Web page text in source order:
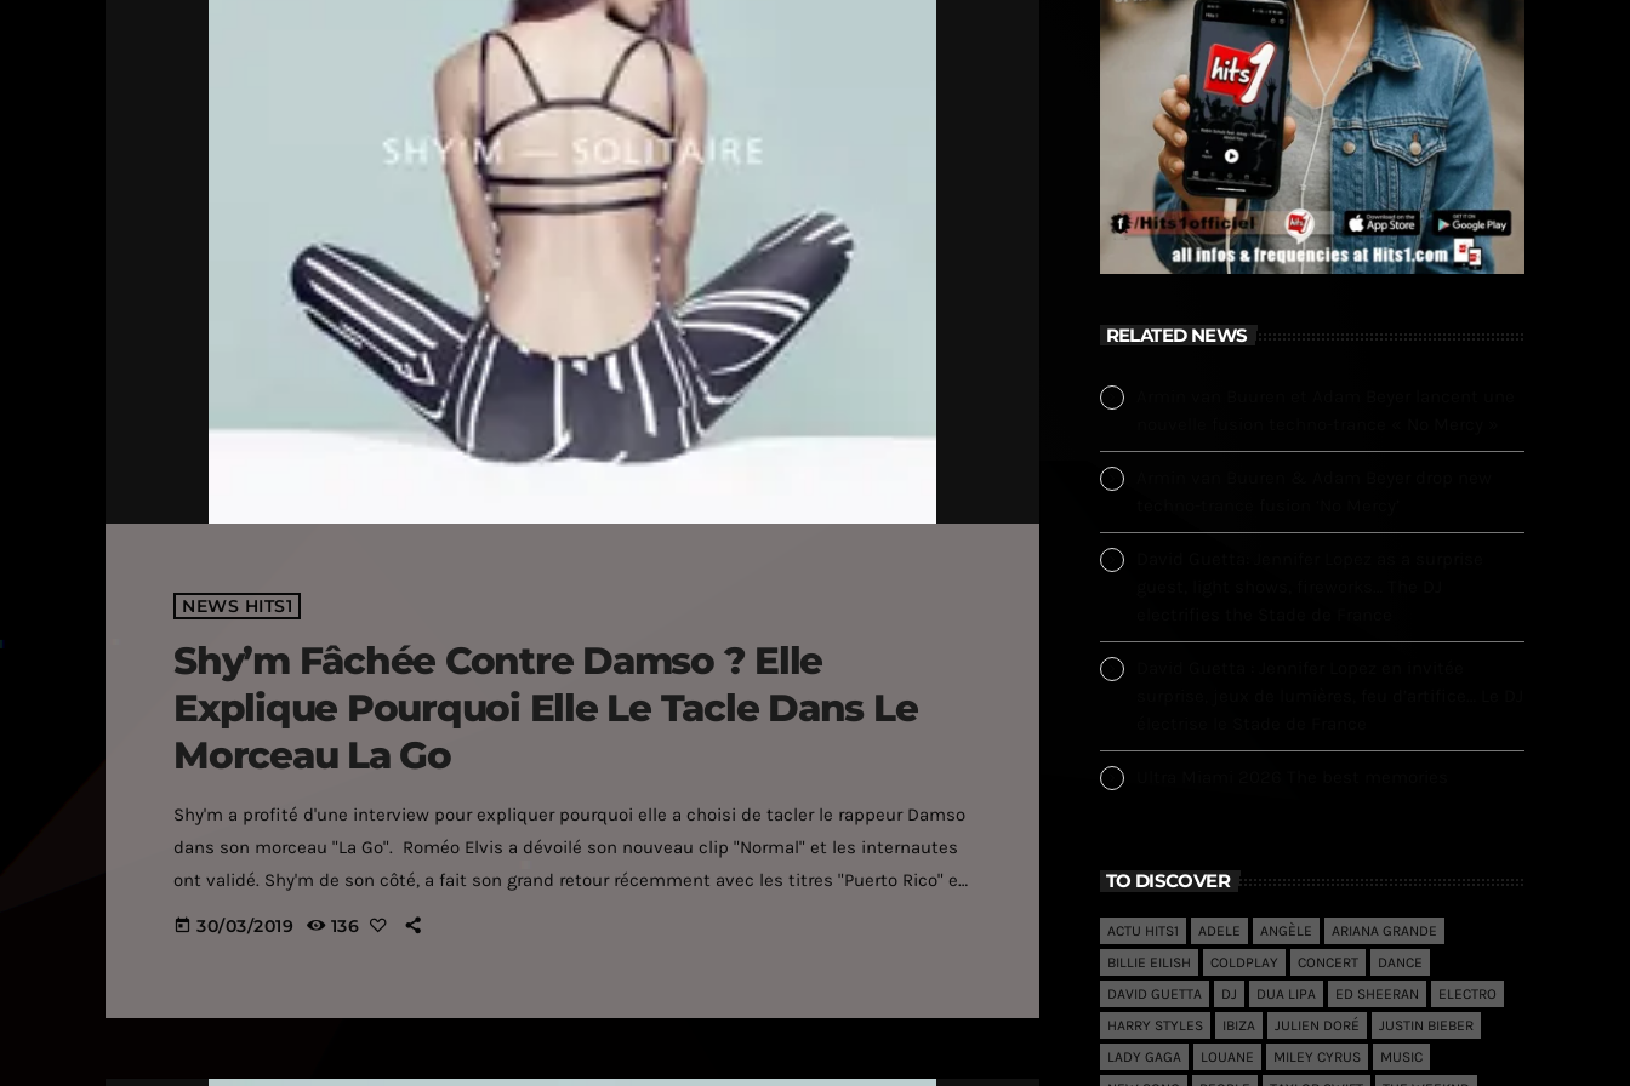
NEWS HITS1
Shy’m Fâchée Contre Damso ? Elle
Explique Pourquoi Elle Le Tacle Dans Le
Morceau La Go
Shy'm a profité d'une interview pour expliquer pourquoi elle a choisi de tacler le rappeur Damso
dans son morceau "La Go". Roméo Elvis a dévoilé son nouveau clip "Normal" et les internautes
ont validé. Shy'm de son côté, a fait son grand retour récemment avec les titres "Puerto Rico" et
"Amiants", extraits de son nouvel album Agapé qui verra le jour le 26 avril 2019. Un septième
today 30/03/2019 136
RELATED NEWS
TO DISCOVER
ACTU HITS1 ADELE ANGÈLE
ARIANA GRANDE
BILLIE EILISH
COLDPLAY CONCERT
DANCE
DAVID GUETTA
DJ DUA LIPA ED SHEERAN
ELECTRO
HARRY STYLES
IBIZA JULIEN DORÉ
JUSTIN BIEBER
LADY GAGA
LOUANE MILEY CYRUS
MUSIC